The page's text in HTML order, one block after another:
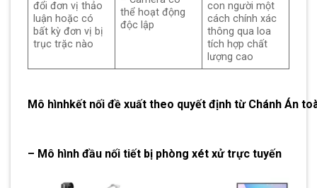
đổi đơn vị thảo
luận hoặc có
bất kỳ đơn vị bị
trục trặc nào
thể hoạt động
độc lập
con người một
cách chính xác
thông qua loa
tích hợp chất
lượng cao
Mô hìnhkết nối đề xuất theo quyết định từ Chánh Án
– Mô hình đầu nối tiết bị phòng xét xử trực tuyến